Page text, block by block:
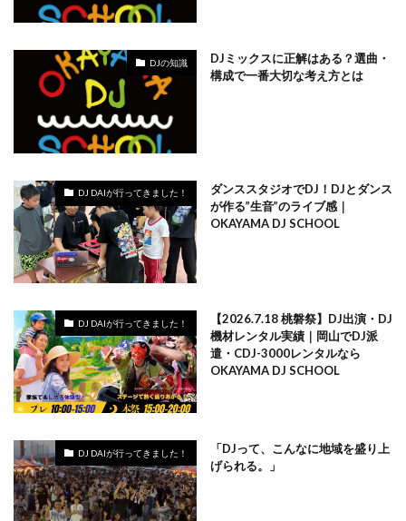
DJの知識
DJミックスに正解はある？選曲・
構成で一番大切な考え方とは
DJ DAIが行ってきました！
ダンススタジオでDJ！DJとダンス
が作る”生音”のライブ感｜
OKAYAMA DJ SCHOOL
DJ DAIが行ってきました！
【2026.7.18 桃磐祭】DJ出演・DJ
機材レンタル実績｜岡山でDJ派
遣・CDJ-3000レンタルなら
OKAYAMA DJ SCHOOL
DJ DAIが行ってきました！
「DJって、こんなに地域を盛り上
げられる。」